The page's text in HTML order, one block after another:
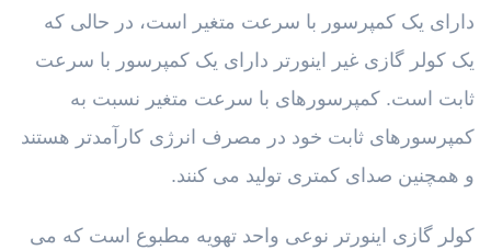
دارای یک کمپرسور با سرعت متغیر است، در حالی که
یک کولر گازی غیر اینورتر دارای یک کمپرسور با سرعت
ثابت است. کمپرسورهای با سرعت متغیر نسبت به
کمپرسورهای ثابت خود در مصرف انرژی کارآمدتر هستند
و همچنین صدای کمتری تولید می کنند.
کولر گازی اینورتر نوعی واحد تهویه مطبوع است که می